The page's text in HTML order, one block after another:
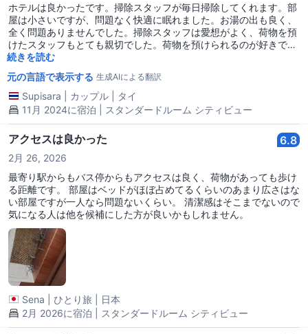
ホテルは良かったです。掃除スタッフが毎日掃除してくれます。部
屋は小さいですが、問題なく快適に眠れました。お湯の出も良く、
全く問題ありませんでした。掃除スタッフは愛想がよく、荷物を預
けたスタッフもとても親切でした。荷物を預けられるのが好きで
す。とても良いです。A21に乗って降りて少し歩くだけなので、遠
くなく歩けます。帰りはA22に乗れば便利です。隣の部屋のドアの
音や人の話し声が少し聞こえましたが、音があまり響かない部屋で
した。25階にいて、景色がとても綺麗でした。タバコの匂いも全く
しなくて素晴らしかったです。
続きを読む
元の言語で表示する 生成AIによる翻訳
Supisara カップル
タイ
11月 2024に宿泊 | スタンダードルーム シティビュー
アクセスは良かった 6.8
2月 26, 2026
最寄り駅からもバス停からもアクセスは良く、荷物があっても歩け
る距離です。 部屋はベッドがほぼ占めてるくらいのあまり広さはな
い部屋ですが一人なら問題ないくらい。 清潔感はそこまでないので
気になる人は他を候補にした方が良いかもしれません。
Sena ひとり旅
日本
2月 2026に宿泊 | スタンダードルーム シティビュー